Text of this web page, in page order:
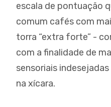
escala de pontuação
comum cafés com
torra “extra forte” -
com a finalidade de
sensoriais
na xícara.